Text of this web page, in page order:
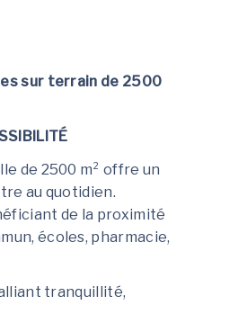
sur terrain de 2500
de 2500 m² offre un
au quotidien.
de la proximité
écoles, pharmacie,
tranquillité,